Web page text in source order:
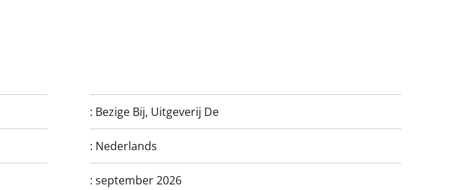
: Bezige Bij, Uitgeverij De
: Nederlands
:september 2026